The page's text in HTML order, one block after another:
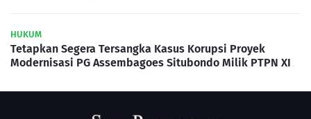
HUKUM
Tetapkan Segera Tersangka Kasus Korupsi Proyek
Modernisasi PG Assembagoes Situbondo Milik PTPN XI